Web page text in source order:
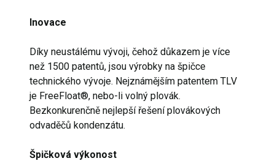
Inovace
Díky neustálému vývoji, čehož důkazem je více
než 1500 patentů, jsou výrobky na špičce
technického vývoje. Nejznámějším patentem TLV
je FreeFloat®, nebo-li volný plovák.
Bezkonkurenčně nejlepší řešení plovákových
odvaděčů kondenzátu.
Špičková výkonost